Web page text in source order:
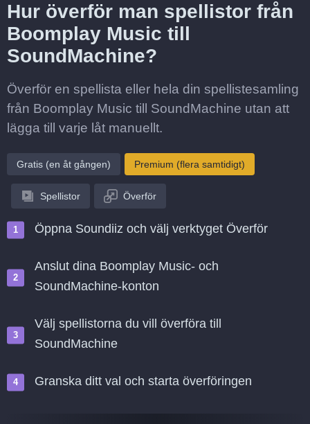
Hur överför man spellistor från
Boomplay Music till
SoundMachine?
Överför en spellista eller hela din spellistesamling
från Boomplay Music till SoundMachine utan att
lägga till varje låt manuellt.
Gratis (en åt gången) Premium (flera samtidigt)
Spellistor Överför
Öppna Soundiiz och välj verktyget Överför
Anslut dina Boomplay Music- och
SoundMachine-konton
Välj spellistorna du vill överföra till
SoundMachine
Granska ditt val och starta överföringen